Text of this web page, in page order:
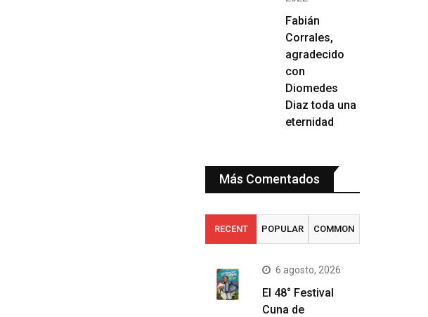
Fabián
Corrales,
agradecido
con
Diomedes
Diaz toda una
eternidad
Más Comentados
RECENT POPULAR COMMON
6 agosto, 2026
El 48° Festival
Cuna de